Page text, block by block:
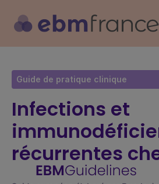
contenu
principal
Guide de pratique clinique
Infections et
récurrentes